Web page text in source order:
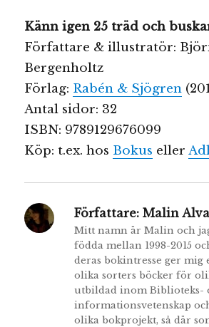
Känn igen 25 träd och
Författare & illustratör:
Bergenholtz
Förlag: Rabén & Sjögren
Antal sidor: 32
ISBN: 9789129676099
Köp: t.ex. hos Bokus eller
Författare: Malin
Mitt namn är Malin och
födda mellan 1998-2015
deras bokintresse ger
olika sorters böcker för
utbildad inom Biblioteks-
informationsvetenskap
olika bokprojekt, så där